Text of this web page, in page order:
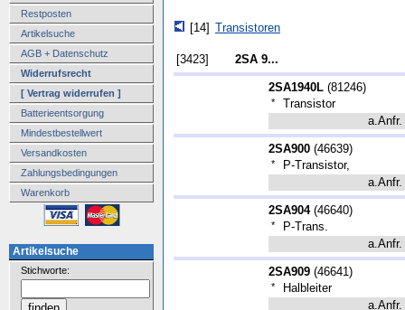
Restposten
Artikelsuche
AGB + Datenschutz
Widerrufsrecht
[ Vertrag widerrufen ]
Batterieentsorgung
Mindestbestellwert
Versandkosten
Zahlungsbedingungen
Warenkorb
Artikelsuche
Stichworte:
[14] Transistoren
[3423] 2SA 9...
2SA1940L (81246)
*
Transistor
a.Anfr.
2SA900 (46639)
*
P-Transistor,
a.Anfr.
2SA904(46640)
*
P-Trans.
a.Anfr.
2SA909 (46641)
*
Halbleiter
a.Anfr.